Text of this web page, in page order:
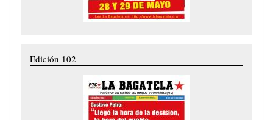
Edición 102